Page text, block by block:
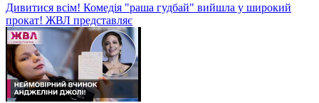
Дивитися всім! Комедія "раша гудбай" вийшла у широкий
прокат! ЖВЛ представляє